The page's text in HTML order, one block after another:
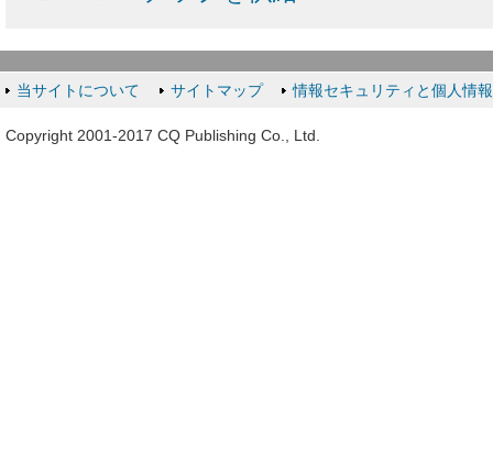
当サイトについて サイトマップ 情報セキュリティと個人情
Copyright 2001-2017 CQ Publishing Co., Ltd.